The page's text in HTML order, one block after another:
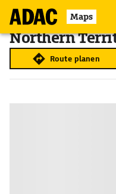
Maps
Northern
Route planen